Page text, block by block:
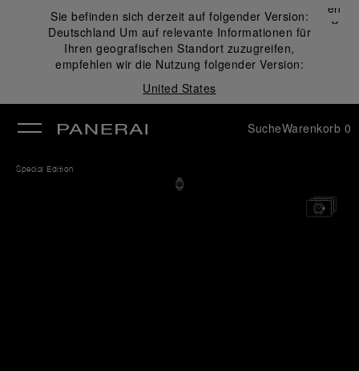
Sie befinden sich derzeit auf folgender Version:
Deutschland Um auf relevante Informationen für
Ihren geografischen Standort zuzugreifen,
empfehlen wir die Nutzung folgender Version:
United States
Schließen
✕
SucheWarenkorb 0
Special Edition